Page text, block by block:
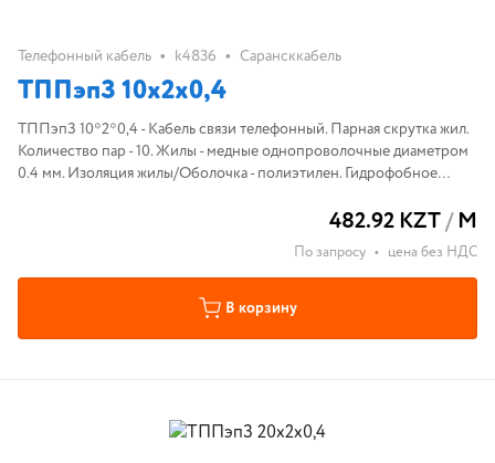
Телефонный кабель • k4836 • Сарансккабель
ТППэпЗ 10х2х0,4
ТППэпЗ 10*2*0,4 - Кабель связи телефонный. Парная скрутка жил.
Количество пар - 10. Жилы - медные однопроволочные диаметром
0.4 мм. Изоляция жилы/Оболочка - полиэтилен. Гидрофобное
482.92 KZT/М
По запросу • цена без НДС
В корзину